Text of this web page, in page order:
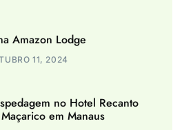
Amazon Lodge
11, 2024
no Hotel Recanto
em Manaus